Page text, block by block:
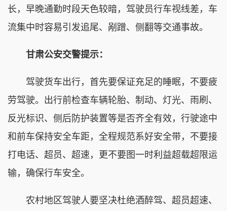
长，早晚通勤时段天色较暗，驾驶员行车视线差，车
流集中时容易引发追尾、剐蹭、侧翻等交通事故。
甘肃公安交警提示：
驾驶货车出行，首先要保证充足的睡眠，不要疲
劳驾驶。出行前检查车辆轮胎、制动、灯光、雨刷、
反光标识、侧后防护装置等是否齐全有效，行驶途中
和前车保持安全车距，全程规范系好安全带，不要接
打电话、超员、超速，更不要图一时利益超载超限运
输，确保行车安全。
农村地区驾驶人要坚决杜绝酒醉驾、超员超速、